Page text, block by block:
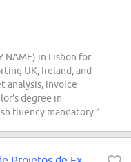
NAME) in Lisbon for
UK, Ireland, and
analysis, invoice
degree in
fluency mandatory.”